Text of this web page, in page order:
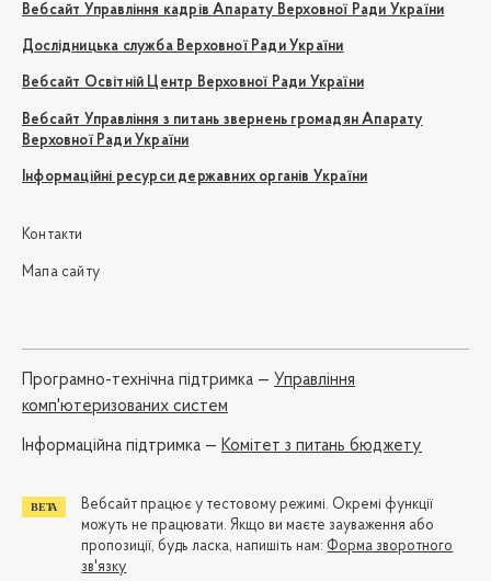
Вебсайт Управління кадрів Апарату Верховної Ради України
Дослідницька служба Верховної Ради України
Вебсайт Освітній Центр Верховної Ради України
Вебсайт Управління з питань звернень громадян Апарату
Верховної Ради України
Інформаційні ресурси державних органів України
Контакти
Мапа сайту
Програмно-технічна підтримка — Управління
комп'ютеризованих систем
Iнформаційна підтримка — Комітет з питань бюджету
Вебсайт працює у тестовому режимі. Окремі функції
можуть не працювати. Якщо ви маєте зауваження або
пропозиції, будь ласка, напишіть нам: Форма зворотного
зв'язку